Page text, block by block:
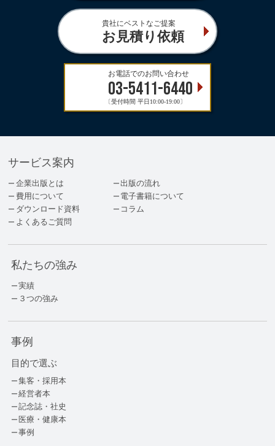
貴社にベストなご提案
お見積り依頼
お電話でのお問い合わせ
03-5411-6440
〔受付時間 平日10:00-19:00〕
サービス案内
企業出版とは
出版の流れ
費用について
電子書籍について
ダウンロード資料
コラム
よくあるご質問
私たちの強み
実績
３つの強み
事例
目的で選ぶ
集客・採用本
経営者本
記念誌・社史
医療・健康本
事例